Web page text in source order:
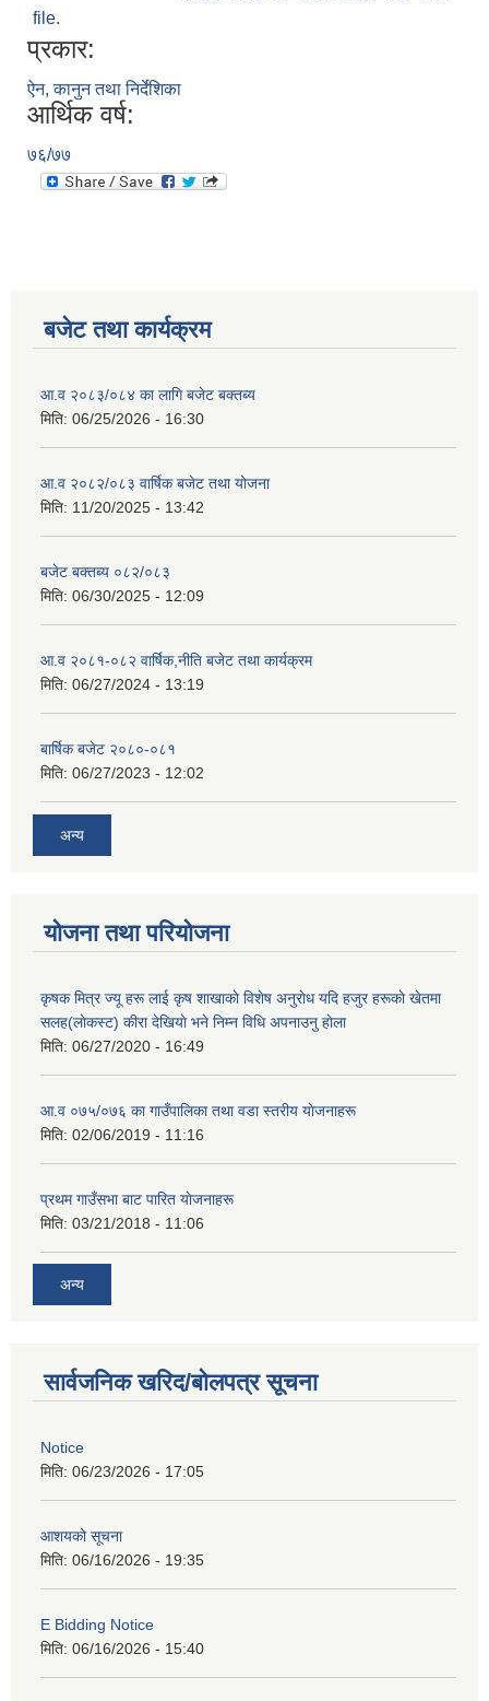
file.
प्रकार:
ऐन, कानुन तथा निर्देशिका
आर्थिक वर्ष:
७६/७७
बजेट तथा कार्यक्रम
आ.व २०८३/०८४ का लागि बजेट बक्तब्य
मिति: 06/25/2026 - 16:30
आ.व २०८२/०८३ वार्षिक बजेट तथा योजना
मिति: 11/20/2025 - 13:42
बजेट बक्तब्य ०८२/०८३
मिति: 06/30/2025 - 12:09
आ.व २०८१-०८२ वार्षिक,नीति बजेट तथा कार्यक्रम
मिति: 06/27/2024 - 13:19
बार्षिक बजेट २०८०-०८१
मिति: 06/27/2023 - 12:02
अन्य
योजना तथा परियोजना
कृषक मित्र ज्यू हरू लाई कृष शाखाकाे विशेष अनुराेध यदि हजुर हरूकाे खेतमा
सलह(लाेकस्ट) कीरा देखियाे भने निम्न विधि अपनाउनु हाेला
मिति: 06/27/2020 - 16:49
आ‍.व ०७५/०७६ का गाउँपालिका तथा वडा स्तरीय याेजनाहरू
मिति: 02/06/2019 - 11:16
प्रथम गाउँसभा बाट पारित याेजनाहरू
मिति: 03/21/2018 - 11:06
अन्य
सार्वजनिक खरिद/बोलपत्र सूचना
Notice
मिति: 06/23/2026 - 17:05
आशयको सूचना
मिति: 06/16/2026 - 19:35
E Bidding Notice
मिति: 06/16/2026 - 15:40